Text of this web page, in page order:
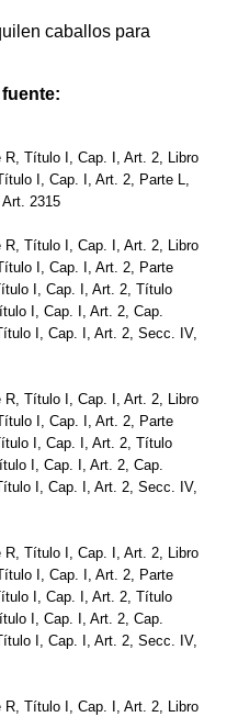
caballos para
Título I, Cap. I, Art. 2, Libro
I, Cap. I, Art. 2, Parte L,
2315
Título I, Cap. I, Art. 2, Libro
I, Cap. I, Art. 2, Parte
I, Cap. I, Art. 2, Título
I, Cap. I, Art. 2, Cap.
I, Cap. I, Art. 2, Secc. IV,
Título I, Cap. I, Art. 2, Libro
I, Cap. I, Art. 2, Parte
I, Cap. I, Art. 2, Título
I, Cap. I, Art. 2, Cap.
I, Cap. I, Art. 2, Secc. IV,
Título I, Cap. I, Art. 2, Libro
I, Cap. I, Art. 2, Parte
I, Cap. I, Art. 2, Título
I, Cap. I, Art. 2, Cap.
I, Cap. I, Art. 2, Secc. IV,
Título I, Cap. I, Art. 2, Libro